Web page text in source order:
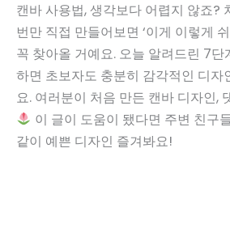
캔바 사용법, 생각보다 어렵지 않죠?
번만 직접 만들어보면 ‘이게 이렇게
꼭 찾아올 거예요. 오늘 알려드린 7
하면 초보자도 충분히 감각적인 디자
요. 여러분이 처음 만든 캔바 디자인,
이 글이 도움이 됐다면 주변 친구
같이 예쁜 디자인 즐겨봐요!